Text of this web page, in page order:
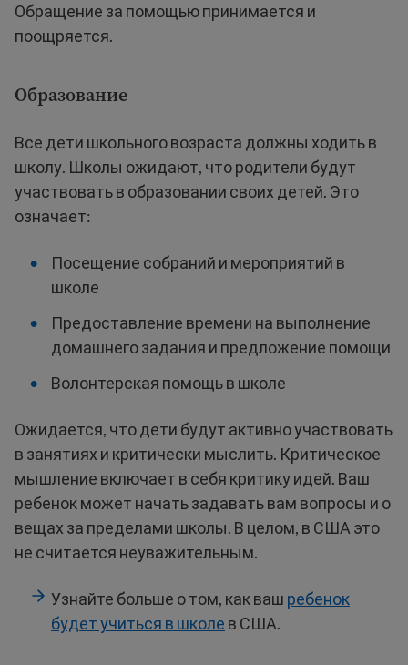
Обращение за помощью принимается и
поощряется.
Образование
Все дети школьного возраста должны ходить в
школу. Школы ожидают, что родители будут
участвовать в образовании своих детей. Это
означает:
Посещение собраний и мероприятий в
школе
Предоставление времени на выполнение
домашнего задания и предложение помощи
Волонтерская помощь в школе
Ожидается, что дети будут активно участвовать
в занятиях и критически мыслить. Критическое
мышление включает в себя критику идей. Ваш
ребенок может начать задавать вам вопросы и о
вещах за пределами школы. В целом, в США это
не считается неуважительным.
Узнайте больше о том, как ваш ребенок
будет учиться в школе в США.